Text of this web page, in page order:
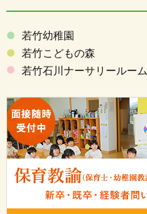
若竹幼稚園
若竹こどもの森
若竹石川ナーサリールーム